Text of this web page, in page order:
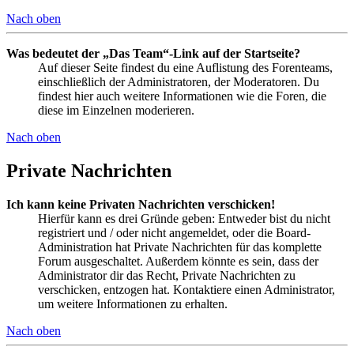
Nach oben
Was bedeutet der „Das Team“-Link auf der Startseite?
Auf dieser Seite findest du eine Auflistung des Forenteams,
einschließlich der Administratoren, der Moderatoren. Du
findest hier auch weitere Informationen wie die Foren, die
diese im Einzelnen moderieren.
Nach oben
Private Nachrichten
Ich kann keine Privaten Nachrichten verschicken!
Hierfür kann es drei Gründe geben: Entweder bist du nicht
registriert und / oder nicht angemeldet, oder die Board-
Administration hat Private Nachrichten für das komplette
Forum ausgeschaltet. Außerdem könnte es sein, dass der
Administrator dir das Recht, Private Nachrichten zu
verschicken, entzogen hat. Kontaktiere einen Administrator,
um weitere Informationen zu erhalten.
Nach oben